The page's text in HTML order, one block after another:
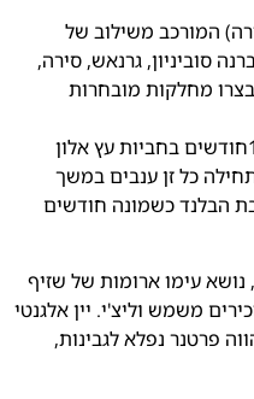
2022 (היתר מכירה) המורכב משילוב של
סוביניון, גרנאש, סירה,
מחלקות מובחרות
היין עבר התיישנות כפולה של כ- 16חודשים בחביות עץ אלון
כל זן ענבים במשך
הבלנד כשמונה חודשים
נושא עימו ארומות של שזיף
משמש וליצ'י. יין אלגנטי
פרטנר נפלא לגבינות,